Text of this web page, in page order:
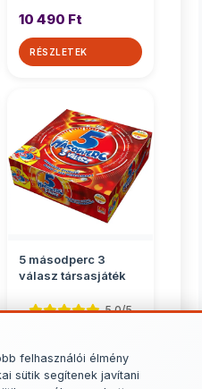
felhasználói élmény
sütik segítenek javítani
10 490 Ft
RÉSZLETEK
5 másodperc 3
válasz társasjáték
5.0/5
6 749 Ft